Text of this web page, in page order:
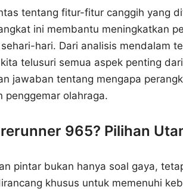
tentang fitur-fitur canggih yang
ini membantu meningkatkan
hari. Dari analisis mendalam
telusuri semua aspek penting
jawaban tentang mengapa
penggemar olahraga.
965? Pilihan
pintar bukan hanya soal gaya,
khusus untuk memenuhi